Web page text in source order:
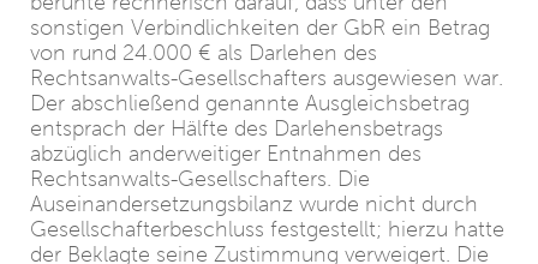
sonstigen Verbindlichkeiten der GbR ein Betrag
von rund 24.000 € als Darlehen des
Rechtsanwalts-Gesellschafters ausgewiesen war.
Der abschließend genannte Ausgleichsbetrag
entsprach der Hälfte des Darlehensbetrags
abzüglich anderweitiger Entnahmen des
Rechtsanwalts-Gesellschafters. Die
Auseinandersetzungsbilanz wurde nicht durch
Gesellschafterbeschluss festgestellt; hierzu hatte
der Beklagte seine Zustimmung verweigert. Die